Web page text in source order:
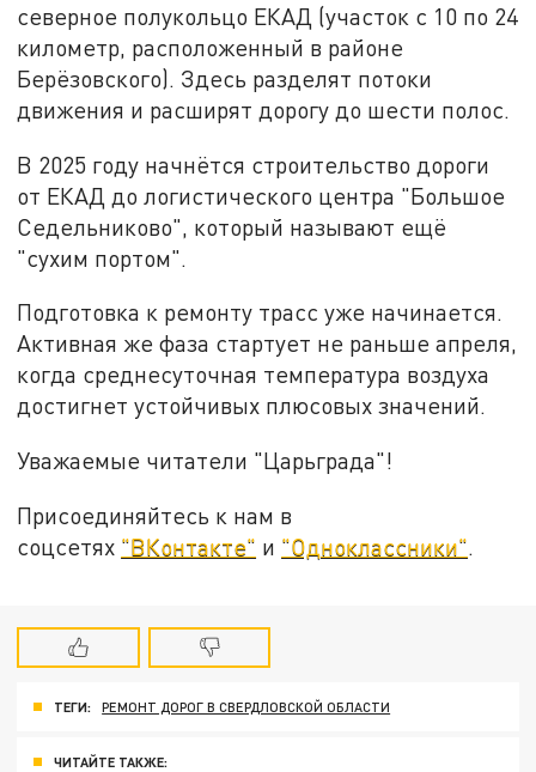
северное полукольцо ЕКАД (участок с 10 по 24
километр, расположенный в районе
Берёзовского). Здесь разделят потоки
движения и расширят дорогу до шести полос.
В 2025 году начнётся строительство дороги
от ЕКАД до логистического центра "Большое
Седельниково", который называют ещё
"сухим портом".
Подготовка к ремонту трасс уже начинается.
Активная же фаза стартует не раньше апреля,
когда среднесуточная температура воздуха
достигнет устойчивых плюсовых значений.
Уважаемые читатели "Царьграда"!
Присоединяйтесь к нам в
соцсетях "ВКонтакте" и "Одноклассники"
ТЕГИ: РЕМОНТ ДОРОГ В СВЕРДЛОВСКОЙ ОБЛАСТИ
ЧИТАЙТЕ ТАКЖЕ: